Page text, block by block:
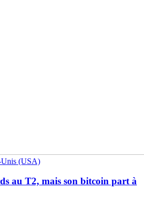
Unis (USA)
au T2, mais son bitcoin part à